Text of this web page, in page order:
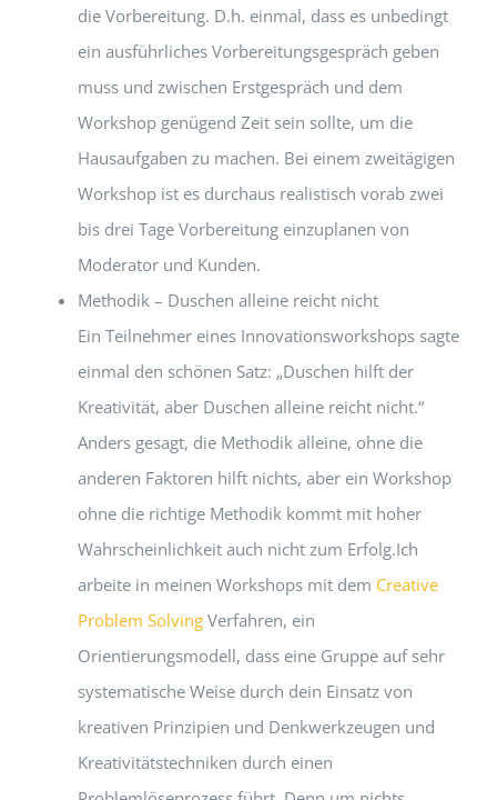
die Vorbereitung. D.h. einmal, dass es unbedingt
ein ausführliches Vorbereitungsgespräch geben
muss und zwischen Erstgespräch und dem
Workshop genügend Zeit sein sollte, um die
Hausaufgaben zu machen. Bei einem zweitägigen
Workshop ist es durchaus realistisch vorab zwei
bis drei Tage Vorbereitung einzuplanen von
Moderator und Kunden.
Methodik – Duschen alleine reicht nicht
Ein Teilnehmer eines Innovationsworkshops sagte
einmal den schönen Satz: „Duschen hilft der
Kreativität, aber Duschen alleine reicht nicht.“
Anders gesagt, die Methodik alleine, ohne die
anderen Faktoren hilft nichts, aber ein Workshop
ohne die richtige Methodik kommt mit hoher
Wahrscheinlichkeit auch nicht zum Erfolg.Ich
arbeite in meinen Workshops mit dem Creative
Problem SolvingVerfahren, ein
Orientierungsmodell, dass eine Gruppe auf sehr
systematische Weise durch dein Einsatz von
kreativen Prinzipien und Denkwerkzeugen und
Kreativitätstechniken durch einen